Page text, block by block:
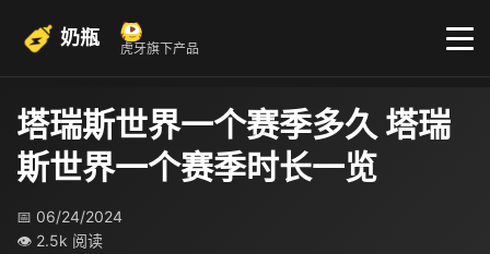
奶瓶 虎牙旗下产品
塔瑞斯世界一个赛季多久 塔瑞
斯世界一个赛季时长一览
📅 06/24/2024
👁 2.5k 阅读